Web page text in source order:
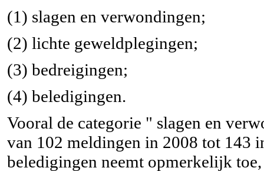
(1) slagen en verwondingen;
(2) lichte geweldplegingen;
(3) bedreigingen;
(4) beledigingen.
Vooral de categorie " slagen en
van 102 meldingen in 2008 tot 143
beledigingen neemt opmerkelijk